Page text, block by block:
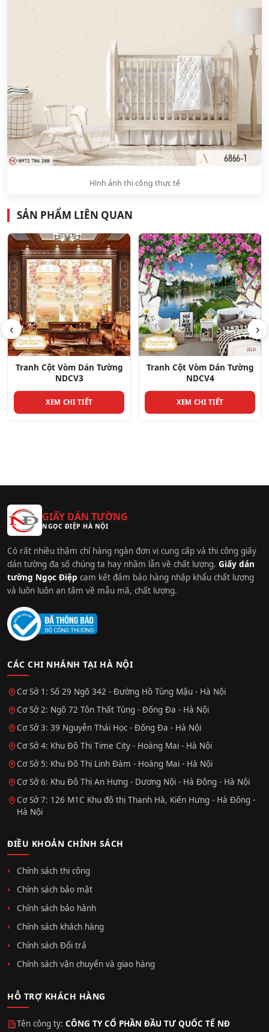
Hình ảnh thi công thực tế
SẢN PHẨM LIÊN QUAN
‹
Tranh Cột Vòm Dán Tường
NDCV4
XEM CHI TIẾT
Tranh Cột Vòm Dán Tường
NDCV33
XEM CHI TIẾT
›
GIẤY DÁN TƯỜNG
NGỌC ĐIỆP HÀ NỘI
Có rất nhiều thậm chí hàng ngàn đơn vị cung cấp và thi công giấy
dán tường đa số chúng ta hay nhầm lẫn về chất lượng. Giấy dán
tường Ngọc Điệp cam kết đảm bảo hàng nhập khẩu chất lượng
và luôn luôn an tâm về mẫu mã, chất lượng.
CÁC CHI NHÁNH TẠI HÀ NỘI
Cơ Sở 1: Số 29 Ngõ 342 - Đường Hồ Tùng Mậu - Hà Nội
Cơ Sở 2: Ngõ 72 Tôn Thất Tùng - Đống Đa - Hà Nội
Cơ Sở 3: 39 Nguyễn Thái Học - Đống Đa - Hà Nội
Cơ Sở 4: Khu Đô Thị Time City - Hoàng Mai - Hà Nội
Cơ Sở 5: Khu Đô Thị Linh Đàm - Hoàng Mai - Hà Nội
Cơ Sở 6: Khu Đô Thị An Hưng - Dương Nội - Hà Đông - Hà Nội
Cơ Sở 7: 126 M1C Khu đô thị Thanh Hà, Kiến Hưng - Hà Đông -
Hà Nội
ĐIỀU KHOẢN CHÍNH SÁCH
Chính sách thi công
Chính sách bảo mật
Chính sách bảo hành
Chính sách khách hàng
Chính sách Đổi trả
Chính sách vận chuyển và giao hàng
HỖ TRỢ KHÁCH HÀNG
Tên công ty: CÔNG TY CỔ PHẦN ĐẦU TƯ QUỐC TẾ NĐ